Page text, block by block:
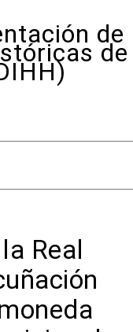
de
de
Real